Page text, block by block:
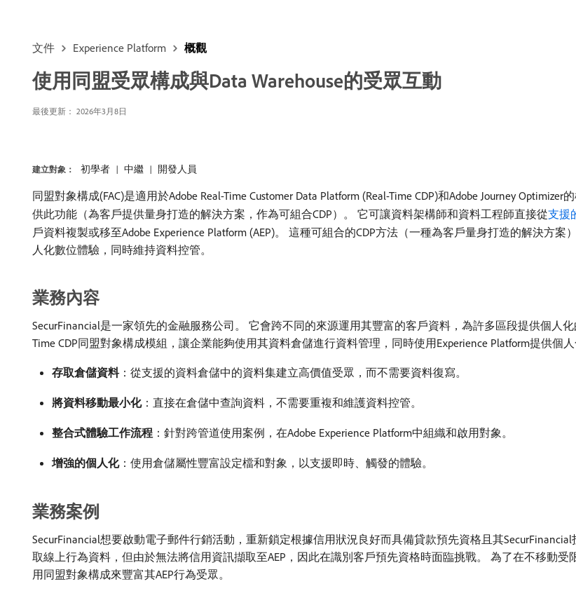
文件 Experience Platform 概觀
使用同盟受眾構成與Data Warehouse的受眾互動
最後更新： 2026年3月8日
建立對象： 初學者 中繼 開發人員
同盟對象構成(FAC)是適用於Adobe Real-Time Customer Data Platform (Real-Time CDP)和Adobe Journey Optimizer
供此功能（為客戶提供量身打造的解決方案，作為可組合CDP）。 它可讓資料架構師和資料工程師直接從支援
戶資料複製或移至Adobe Experience Platform (AEP)。 這種可組合的CDP方法（一種為客戶量身打造的解決方
人化數位體驗，同時維持資料控管。
業務內容
SecurFinancial是一家領先的金融服務公司。 它會跨不同的來源運用其豐富的客戶資料，為許多區段提供個人
Time CDP同盟對象構成模組，讓企業能夠使用其資料倉儲進行資料管理，同時使用Experience Platform提供個
存取倉儲資料：從支援的資料倉儲中的資料集建立高價值受眾，而不需要資料復寫。
將資料移動最小化：直接在倉儲中查詢資料，不需要重複和維護資料控管。
整合式體驗工作流程 ：針對跨管道使用案例，在Adobe Experience Platform中組織和啟用對象。
增強的個人化：使用倉儲屬性豐富設定檔和對象，以支援即時、觸發的體驗。
業務案例
SecurFinancial想要啟動電子郵件行銷活動，重新鎖定根據信用狀況良好而具備貸款預先資格且其
取線上行為資料，但由於無法將信用資訊擷取至AEP，因此在識別客戶預先資格時面臨挑戰。 為了在不移動
用同盟對象構成來豐富其AEP行為受眾。